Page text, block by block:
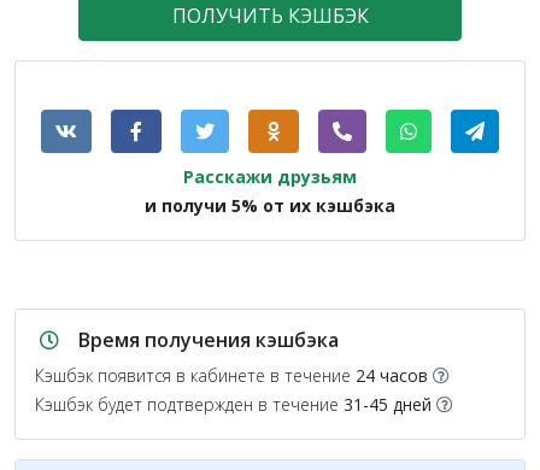
ПОЛУЧИТЬ КЭШБЭК
Расскажи друзьям
и получи 5% от их кэшбэка
Время получения кэшбэка
Кэшбэк появится в кабинете в течение 24 часов
Кэшбэк будет подтвержден в течение 31-45 дней